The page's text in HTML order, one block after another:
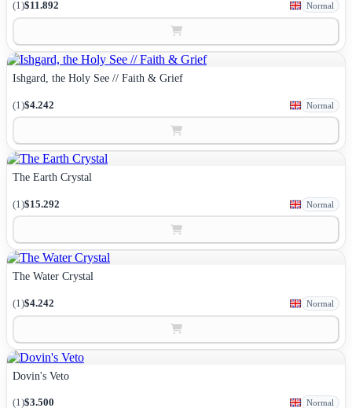
(1)$11.892 Normal
Ishgard, the Holy See // Faith & Grief
(1)$4.242 Normal
The Earth Crystal
(1)$15.292 Normal
The Water Crystal
(1)$4.242 Normal
Dovin's Veto
(1)$3.500 Normal